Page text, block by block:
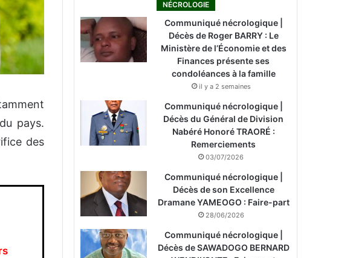
pays.
des
NÉCROLOGIE
Communiqué nécrologique |
Décès de Roger BARRY : Le
Ministère de l’Économie et des
Finances présente ses
condoléances à la famille
il y a 2 semaines
Communiqué nécrologique |
Décès du Général de Division
Nabéré Honoré TRAORÉ :
Remerciements
03/07/2026
Communiqué nécrologique |
Décès de son Excellence
Dramane YAMEOGO : Faire-part
28/06/2026
Communiqué nécrologique |
Décès de SAWADOGO BERNARD